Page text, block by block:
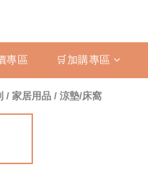
專區 🛒加購專區
/ 家居用品 / 涼墊/床窩